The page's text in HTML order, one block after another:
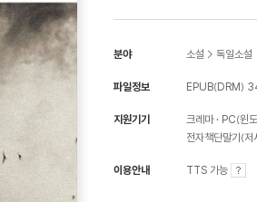
분야 소설 > 독일소설
파일정보 EPUB(DRM)
지원기기 크레마 PC(윈
전자책단말기(
이용안내 TTS 가능